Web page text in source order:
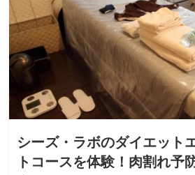
シーズ・ラボのダイエット
トコースを体験！肉割れ予